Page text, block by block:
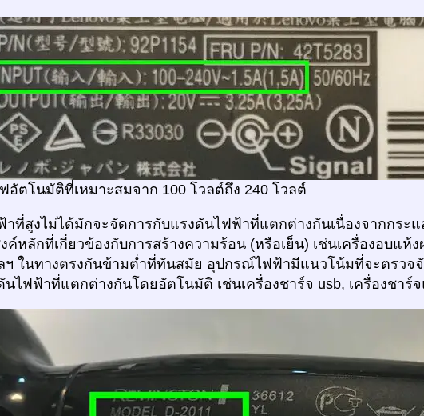
อัตโนมัติที่เหมาะสมจาก 100 โวลต์ถึง 240 โวลต์
ที่สูงไม่ได้มักจะจัดการกับแรงดันไฟฟ้าที่แตกต่างกันเนื่องจากกระแ
ค์หลักที่เกี่ยวข้องกับการสร้างความร้อน (หรือเย็น) เช่นเครื่องอบแห้
ฯ ในทางตรงกันข้ามต่ำที่ทันสมัย อุปกรณ์ไฟฟ้ามีแนวโน้มที่จะตรวจ
นไฟฟ้าที่แตกต่างกันโดยอัตโนมัติ เช่นเครื่องชาร์จ usb, เครื่องชา